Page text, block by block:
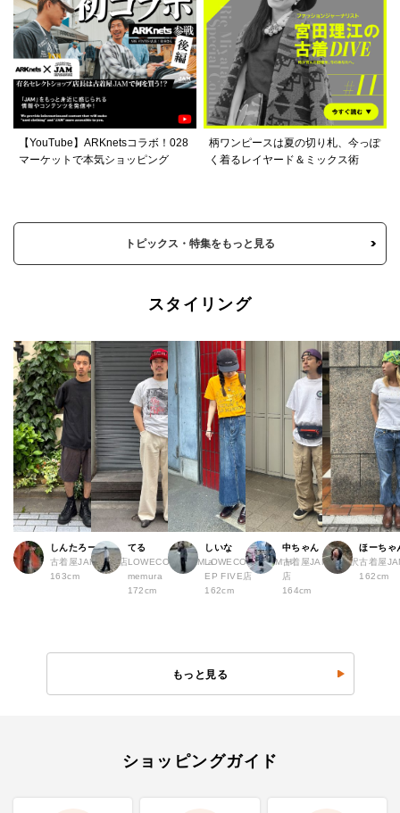
【YouTube】ARKnetsコラボ！028
マーケットで本気ショッピング
柄ワンピースは夏の切り札、今っぽ
く着るレイヤード＆ミックス術
トピックス・特集をもっと見る
スタイリング
しんたろー
古着屋JAM 仙台店
163cm
てる
LOWECO by JAM a
memura
172cm
しいな
LOWECO by JAM H
EP FIVE店
162cm
中ちゃん
古着屋JAM 下北沢
店
164cm
ほーちゃ
古着屋
162cm
もっと見る
ショッピングガイド